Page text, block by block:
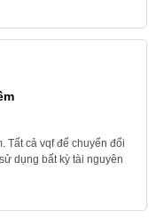
Tất cả vqf để chuyển đổi
dụng bất kỳ tài nguyên